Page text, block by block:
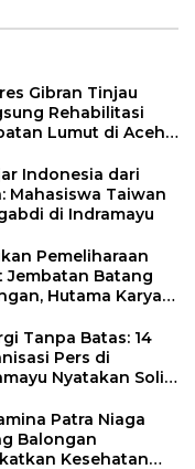
Gibran Tinjau
Rehabilitasi
Lumut di Aceh
Pulih Cepat
Indonesia dari
Mahasiswa Taiwan
di Indramayu
Pemeliharaan
Jembatan Batang
Hutama Karya
Binjai–Langsa
Tanpa Batas: 14
Pers di
Nyatakan Solid
Patra Niaga
Balongan
Kesehatan